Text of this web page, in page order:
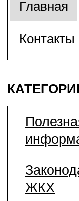
Главная
Контакты
ЖКХ